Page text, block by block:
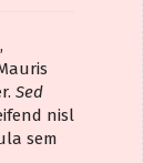
Sed
nisl
sem